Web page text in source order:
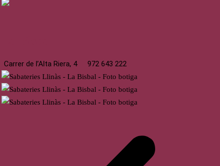
Carrer de l’Alta Riera, 4 972 643 222